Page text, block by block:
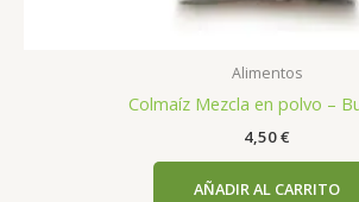
Alimentos
Colmaíz Mezcla en polvo –
4,50€
AÑADIR AL CARRITO